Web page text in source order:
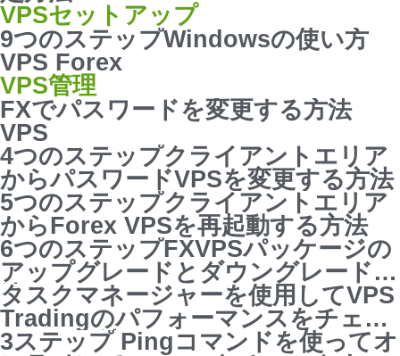
VPSセットアップ
9つのステップWindowsの使い方
VPS Forex
VPS管理
FXでパスワードを変更する方法
VPS
4つのステップクライアントエリア
からパスワードVPSを変更する方法
5つのステップクライアントエリア
からForex VPSを再起動する方法
6つのステップFXVPSパッケージの
アップグレードとダウングレード方
法
タスクマネージャーを使用してVPS
Tradingのパフォーマンスをチェッ
クする方法
3ステップ Pingコマンドを使ってオ